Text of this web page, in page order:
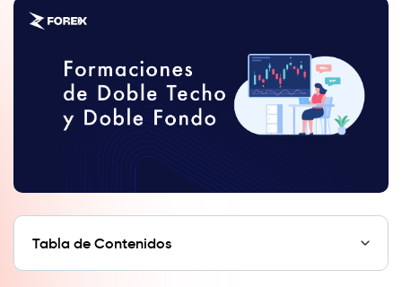
Tabla de Contenidos